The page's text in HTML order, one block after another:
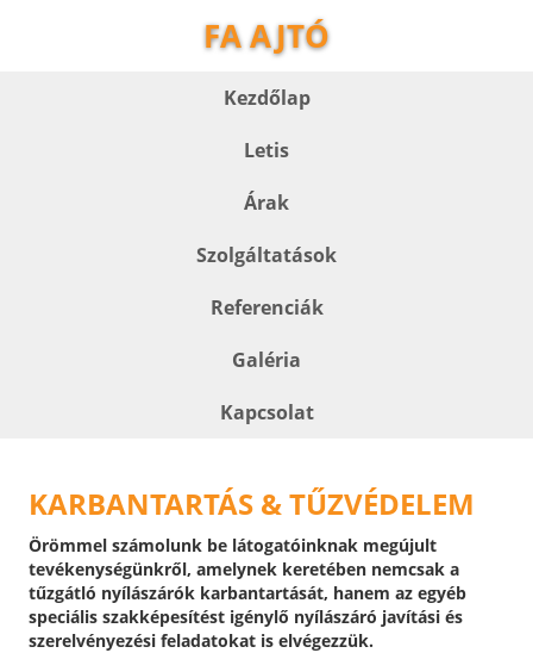
FA AJTÓ
Kezdőlap
Letis
Árak
Szolgáltatások
Referenciák
Galéria
Kapcsolat
KARBANTARTÁS & TŰZVÉDELEM
Örömmel számolunk be látogatóinknak megújult
tevékenységünkről, amelynek keretében nemcsak a
tűzgátló nyílászárók karbantartását, hanem az egyéb
speciális szakképesítést igénylő nyílászáró javítási és
szerelvényezési feladatokat is elvégezzük.